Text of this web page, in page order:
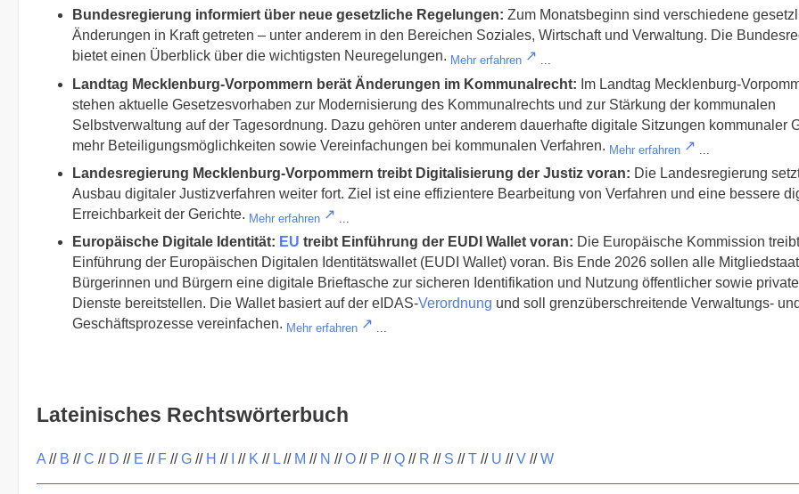
Bundesregierung informiert über neue gesetzliche Regelungen: Zum Monatsbeginn sind verschiedene
Änderungen in Kraft getreten – unter anderem in den Bereichen Soziales, Wirtschaft und Verwaltung. Die
bietet einen Überblick über die wichtigsten Neuregelungen. Mehr erfahren ...
Landtag Mecklenburg-Vorpommern berät Änderungen im Kommunalrecht: Im Landtag Mecklenburg-
stehen aktuelle Gesetzesvorhaben zur Modernisierung des Kommunalrechts und zur Stärkung der kommunalen
Selbstverwaltung auf der Tagesordnung. Dazu gehören unter anderem dauerhafte digitale Sitzungen kommunaler
mehr Beteiligungsmöglichkeiten sowie Vereinfachungen bei kommunalen Verfahren. Mehr erfahren
Landesregierung Mecklenburg-Vorpommern treibt Digitalisierung der Justiz voran: Die Landesregierung
Ausbau digitaler Justizverfahren weiter fort. Ziel ist eine effizientere Bearbeitung von Verfahren und eine bessere
Erreichbarkeit der Gerichte. Mehr erfahren
Europäische Digitale Identität: EU treibt Einführung der EUDI Wallet voran: Die Europäische Kommission
Einführung der Europäischen Digitalen Identitätswallet (EUDI Wallet) voran. Bis Ende 2026 sollen alle
Bürgerinnen und Bürgern eine digitale Brieftasche zur sicheren Identifikation und Nutzung öffentlicher sowie
Dienste bereitstellen. Die Wallet basiert auf der eIDAS-Verordnung und soll grenzüberschreitende Verwaltungs-
Geschäftsprozesse vereinfachen. Mehr erfahren ...
Lateinisches Rechtswörterbuch
A // B //C // D // E // F //G // H // // K // L // M // N //O // P //Q // R // S //T // U //V //W